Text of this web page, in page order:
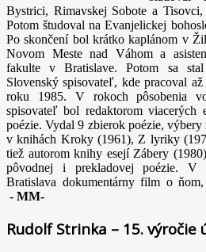
Bystrici, Rimavskej Sobote a
Potom študoval na Evanjelickej
Po skončení bol krátko kaplánom v
Novom Meste nad Váhom a
fakulte v Bratislave. Potom sa stal
Slovenský spisovateľ, kde pracoval
roku 1985. V rokoch pôsobenia
spisovateľ bol redaktorom viacerých
poézie. Vydal 9 zbierok poézie,
v knihách Kroky (1961), Z lyriky
tiež autorom knihy esejí Zábery
pôvodnej i prekladovej poézie.
Bratislava dokumentárny film o
- MM-
Rudolf Strinka – 15. výročie